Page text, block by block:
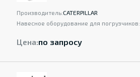
Производитель:CATERPILLAR
Навесное оборудование для погрузчиков:
Цена:по запросу